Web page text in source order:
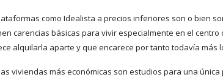
como Idealista a precios inferiores son o bien
carencias básicas para vivir especialmente en el
alquilarla aparte y que encarece por tanto todavía más
viviendas más económicas son estudios para una